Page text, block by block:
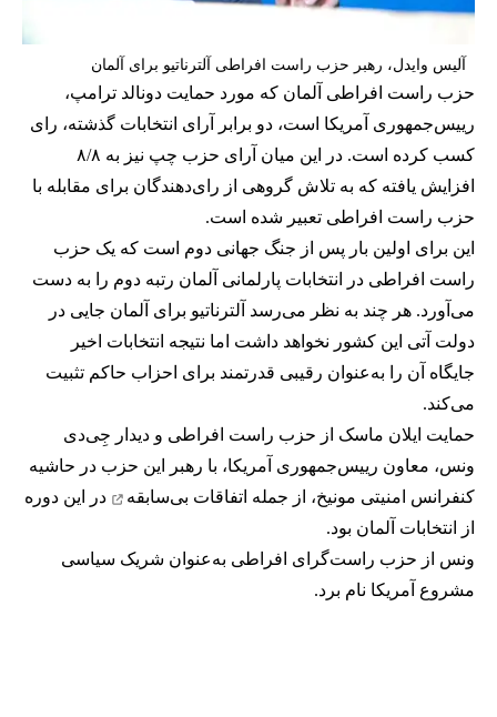
آلیس وایدل،‌ رهبر حزب راست افراطی آلترناتیو برای آلمان
حزب راست افراطی آلمان که مورد حمایت دونالد ترامپ،
رییس‌جمهوری آمریکا است، دو برابر آرای انتخابات گذشته، رای
کسب کرده است. در این میان آرای حزب چپ نیز به ۸/۸
افزایش یافته که به تلاش گروهی از رای‌دهندگان برای مقابله با
حزب راست افراطی تعبیر شده است.
این برای اولین بار پس از جنگ جهانی دوم است که یک حزب
راست افراطی در انتخابات پارلمانی آلمان رتبه دوم را به دست
می‌آورد. هر چند به نظر می‌رسد آلترناتیو برای آلمان جایی در
دولت آتی این کشور نخواهد داشت اما نتیجه انتخابات اخیر
جایگاه آن را به‌عنوان رقیبی قدرتمند برای احزاب حاکم تثبیت
می‌کند.
حمایت ایلان ماسک از حزب راست افراطی و دیدار جِی‌دی
ونس، معاون رییس‌جمهوری آمریکا، با رهبر این حزب در حاشیه
کنفرانس امنیتی مونیخ، از جمله اتفاقات بی‌سابقه
در این دوره
از انتخابات آلمان بود.
ونس از حزب راست‌گرای افراطی به‌عنوان شریک سیاسی
مشروع آمریکا نام برد.